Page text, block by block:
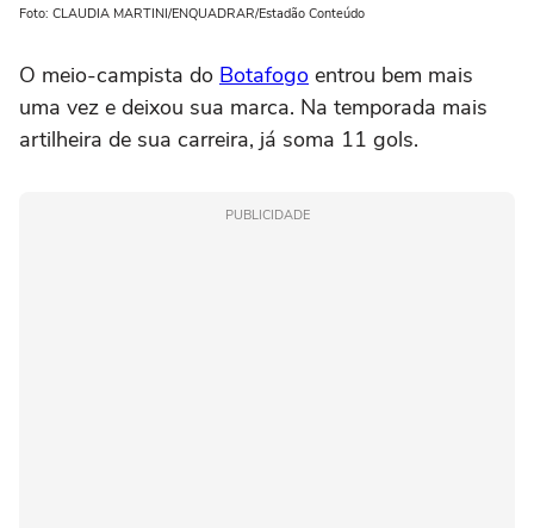
Foto: CLAUDIA MARTINI/ENQUADRAR/Estadão Conteúdo
O meio-campista do Botafogo entrou bem mais
uma vez e deixou sua marca. Na temporada mais
artilheira de sua carreira, já soma 11 gols.
PUBLICIDADE